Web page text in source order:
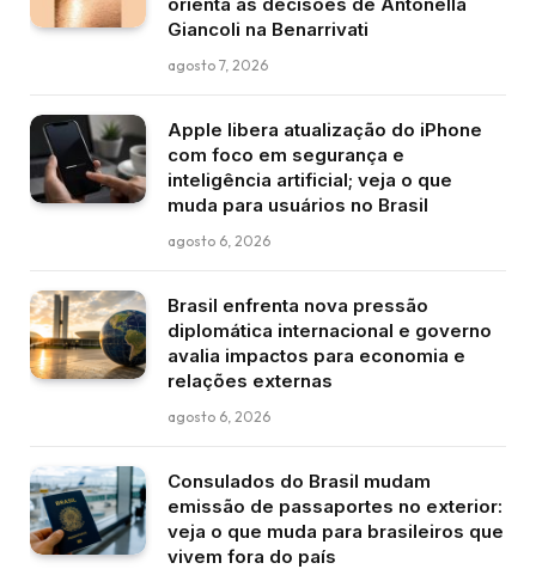
Giancoli na Benarrivati
agosto 7, 2026
Apple libera atualização do iPhone
com foco em segurança e
inteligência artificial; veja o que
muda para usuários no Brasil
agosto 6, 2026
Brasil enfrenta nova pressão
diplomática internacional e governo
avalia impactos para economia e
relações externas
agosto 6, 2026
Consulados do Brasil mudam
emissão de passaportes no exterior:
veja o que muda para brasileiros que
vivem fora do país